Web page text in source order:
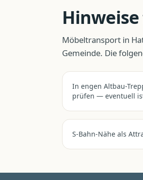
Möbeltransport in
Gemeinde. Die
In engen Altbau-
prüfen — eventuell
S-Bahn-Nähe als